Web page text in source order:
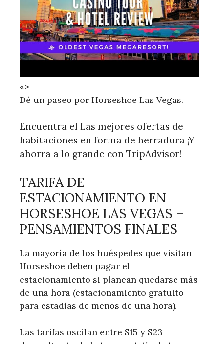
«>
Dé un paseo por Horseshoe Las Vegas.
Encuentra el Las mejores ofertas de
habitaciones en forma de herradura ¡Y
ahorra a lo grande con TripAdvisor!
TARIFA DE
ESTACIONAMIENTO EN
HORSESHOE LAS VEGAS –
PENSAMIENTOS FINALES
La mayoría de los huéspedes que visitan
Horseshoe deben pagar el
estacionamiento si planean quedarse más
de una hora (estacionamiento gratuito
para estadías de menos de una hora).
Las tarifas oscilan entre $15 y $23